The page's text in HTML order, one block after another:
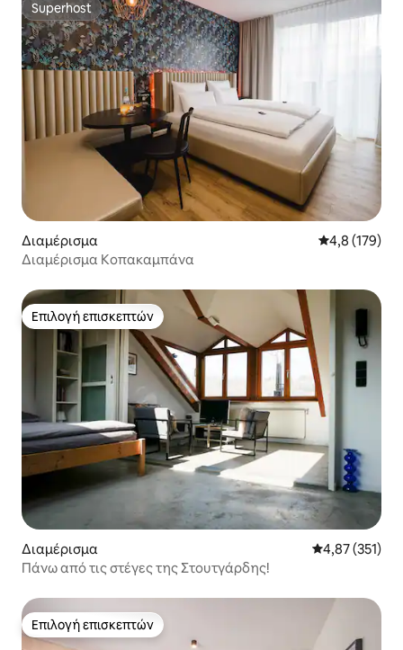
Superhost
Superhost
Διαμέρισμα Μέση
4,8 (179)
Διαμέρισμα Κοπακαμπάνα
Επιλογή επισκεπτών
Επιλογή επισκεπτών
Διαμέρισμα Μέση
4,87 (351)
Πάνω από τις στέγες της Στουτγάρδης!
Επιλογή επισκεπτών
Επιλογή επισκεπτών